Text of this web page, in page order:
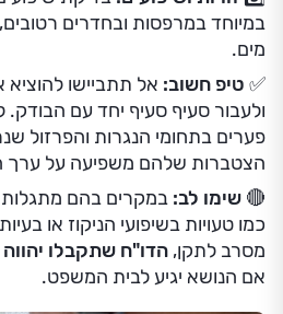
במיוחד במרפסות ובחדרים
מים.
✅ טיפ חשוב: אל תתביישו
ולעבור סעיף סעיף יחד עם הבודק.
פערים בתחומי הנגרות והפרזול
הצטברות שלהם משפיעה על ערך
🔴 שימו לב: במקרים בהם
כמו טעויות בשיפועי הניקוז או
מסרב לתקן, הדו"ח שתקבלו
אם הנושא יגיע לבית המשפט.